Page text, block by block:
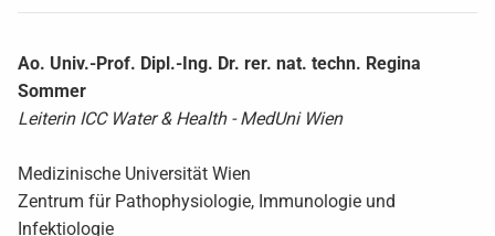
Ao. Univ.-Prof. Dipl.-Ing. Dr. rer. nat. techn. Regina
Sommer
Leiterin ICC Water & Health - MedUni Wien
Medizinische Universität Wien
Zentrum für Pathophysiologie, Immunologie und
Infektiologie